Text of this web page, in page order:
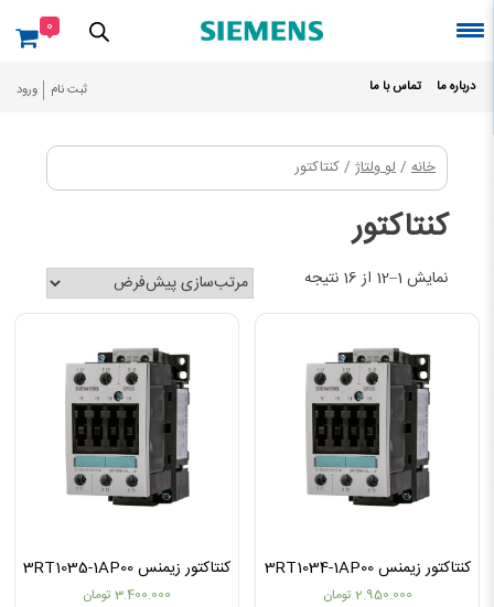
to
درباره ما تماس با ما ثبت نام ورود
0
خانه /لو ولتاژ / کنتاکتور
کنتاکتور
نمایش 1–12 از 16 نتیجه
کنتاکتور زیمنس 3RT1034-1AP00
2.950.000 تومان
کنتاکتور زیمنس 3RT1035-1AP00
3.400.000 تومان